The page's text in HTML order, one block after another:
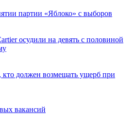
партии «Яблоко» с выборов
осудили на девять с половиной
должен возмещать ущерб при
вакансий